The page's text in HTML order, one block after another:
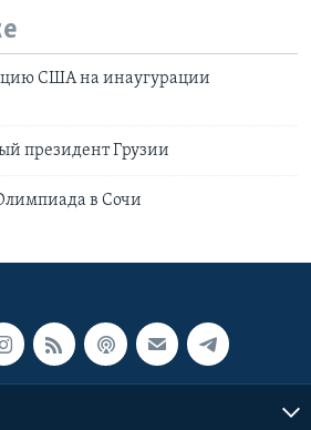
США на инаугурации
президент Грузии
в Сочи